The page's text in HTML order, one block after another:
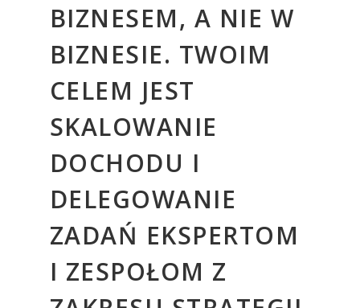
BIZNESEM, A NIE W
BIZNESIE. TWOIM
CELEM JEST
SKALOWANIE
DOCHODU I
DELEGOWANIE
ZADAŃ EKSPERTOM
I ZESPOŁOM Z